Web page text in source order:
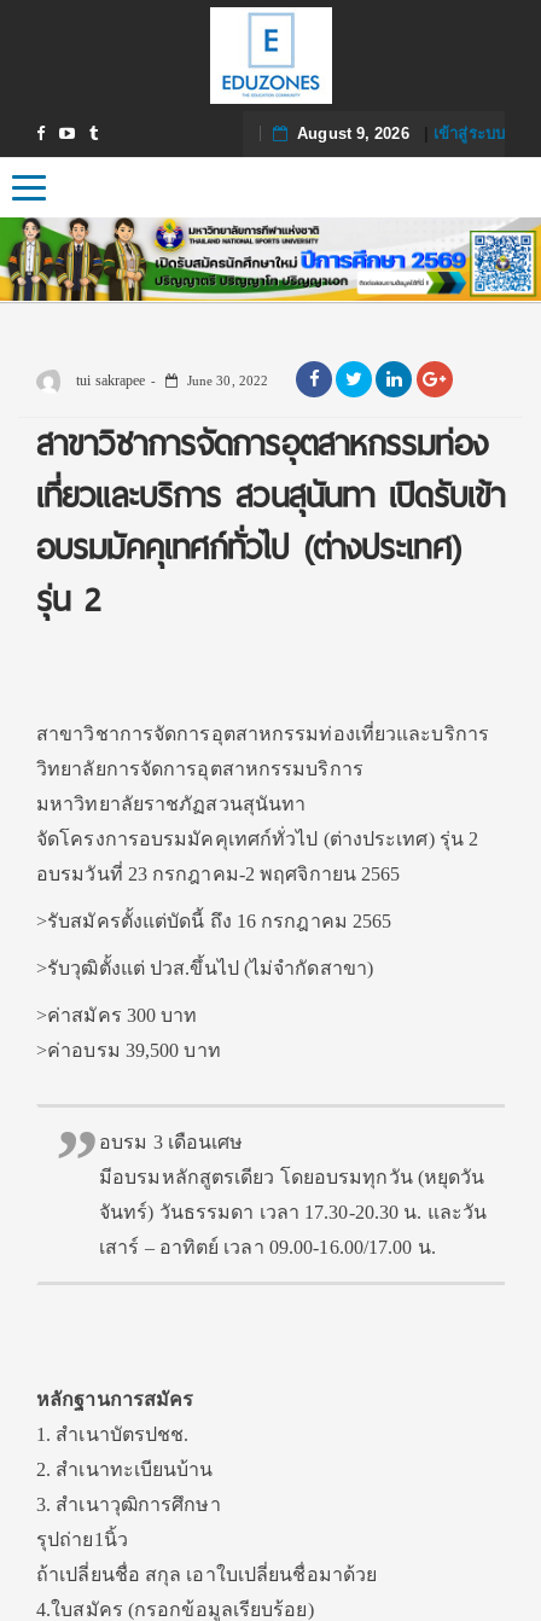
August 9, 2026| เข้าสู่ระบบ
Toggle navigation
tui sakrapee June 30, 2022
สาขาวิชาการจัดการอุตสาหกรรมท่อง
เที่ยวและบริการ สวนสุนันทา เปิดรับเข้า
อบรมมัคคุเทศก์ทั่วไป (ต่างประเทศ)
รุ่น 2
สาขาวิชาการจัดการอุตสาหกรรมท่องเที่ยวและบริการ
วิทยาลัยการจัดการอุตสาหกรรมบริการ
มหาวิทยาลัยราชภัฏสวนสุนันทา
จัดโครงการอบรมมัคคุเทศก์ทั่วไป (ต่างประเทศ) รุ่น 2
อบรมวันที่ 23 กรกฎาคม-2 พฤศจิกายน 2565
>รับสมัครตั้งแต่บัดนี้ ถึง 16 กรกฎาคม 2565
>รับวุฒิตั้งแต่ ปวส.ขึ้นไป (ไม่จำกัดสาขา)
>ค่าสมัคร 300 บาท
>ค่าอบรม 39,500 บาท
อบรม 3 เดือนเศษ
มีอบรมหลักสูตรเดียว โดยอบรมทุกวัน (หยุดวัน
จันทร์) วันธรรมดา เวลา 17.30-20.30 น. และวัน
เสาร์ – อาทิตย์ เวลา 09.00-16.00/17.00 น.
หลักฐานการสมัคร
1. สำเนาบัตรปชช.
2. สำเนาทะเบียนบ้าน
3. สำเนาวุฒิการศึกษา
รุปถ่าย1นิ้ว
ถ้าเปลี่ยนชื่อ สกุล เอาใบเปลี่ยนชื่อมาด้วย
4.ใบสมัคร (กรอกข้อมูลเรียบร้อย)